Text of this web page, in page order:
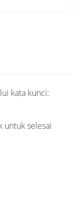
kata kunci:
untuk selesai